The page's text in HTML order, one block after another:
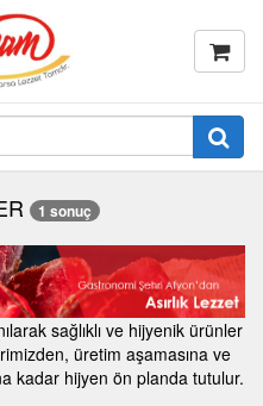
1 sonuç
sağlıklı ve hijyenik ürünler
üretim aşamasına ve
kadar hijyen ön planda tutulur.